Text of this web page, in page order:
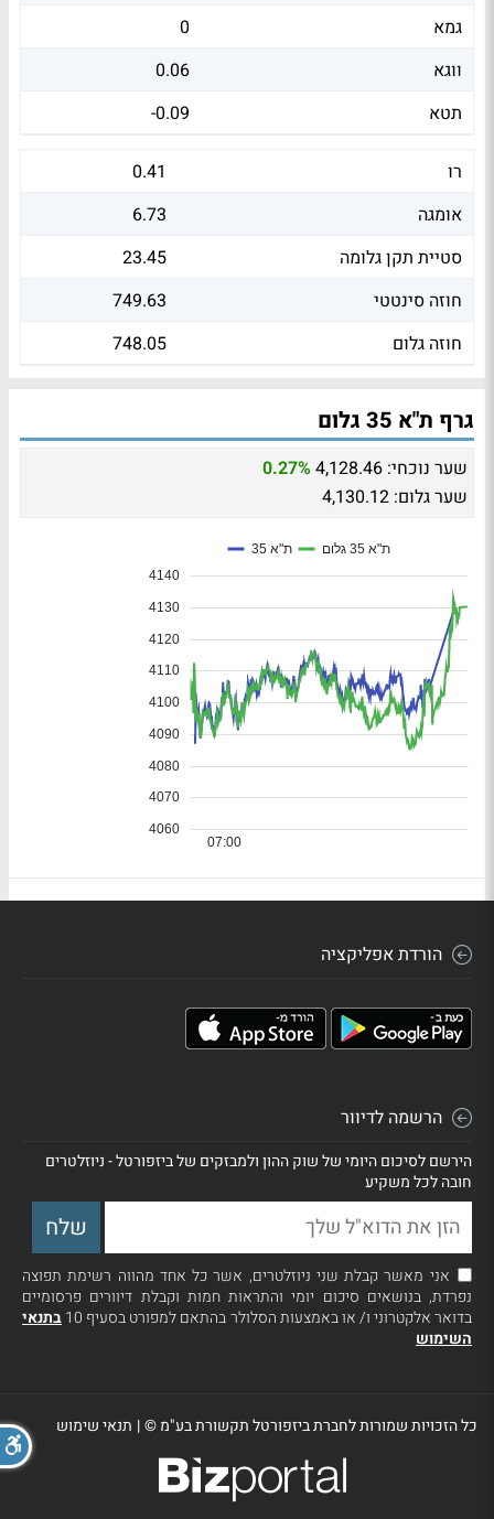
גמא
0
ווגא
0.06
תטא
-0.09
רו
0.41
אומגה
6.73
סטיית תקן גלומה
23.45
חוזה סינטטי
749.63
חוזה גלום
748.05
גרף ת"א 35 גלום
שער נוכחי: 4,128.46
0.27%
שער גלום: 4,130.12
הורדת אפליקציה
הרשמה לדיוור
הירשם לסיכום היומי של שוק ההון ולמבזקים של ביזפורטל - ניוזלטרים
חובה לכל משקיע
אני מאשר קבלת שני ניוזלטרים, אשר כל אחד מהווה רשימת תפוצה
נפרדת, בנושאים סיכום יומי והתראות חמות וקבלת דיוורים פרסומיים
בדואר אלקטרוני ו/ או באמצעות הסלולר בהתאם למפורט בסעיף 10
בתנאי
השימוש
כל הזכויות שמורות לחברת ביזפורטל תקשורת בע"מ ©| תנאי שימוש